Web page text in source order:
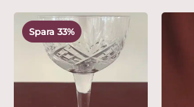
Spara 33%
Det
ursprungliga
var:
1,195 kr.
Det
nuvarande
priset
är:
799 kr.